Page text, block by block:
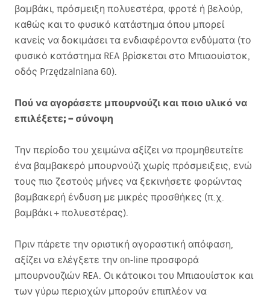
βαμβάκι, πρόσμειξη πολυεστέρα, φροτέ ή βελούρ,
καθώς και το φυσικό κατάστημα όπου μπορεί
κανείς να δοκιμάσει τα ενδιαφέροντα ενδύματα (το
φυσικό κατάστημα REA βρίσκεται στο Μπιαουίστοκ,
οδός Przędzalniana 60).
Πού να αγοράσετε μπουρνούζι και ποιο υλικό να
επιλέξετε; – σύνοψη
Την περίοδο του χειμώνα αξίζει να προμηθευτείτε
ένα βαμβακερό μπουρνούζι χωρίς πρόσμειξεις, ενώ
τους πιο ζεστούς μήνες να ξεκινήσετε φορώντας
βαμβακερή ένδυση με μικρές προσθήκες (π.χ.
βαμβάκι + πολυεστέρας).
Πριν πάρετε την οριστική αγοραστική απόφαση,
αξίζει να ελέγξετε την on-line προσφορά
μπουρνουζιών REA. Οι κάτοικοι του Μπιαουίστοκ και
των γύρω περιοχών μπορούν επιπλέον να